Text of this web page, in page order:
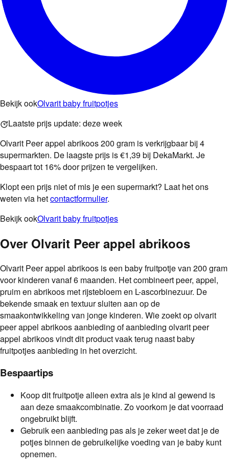
Bekijk ookOlvarit baby fruitpotjes
Laatste prijs update: deze week
Olvarit Peer appel abrikoos 200 gram is verkrijgbaar bij 4
supermarkten. De laagste prijs is €1,39 bij DekaMarkt. Je
bespaart tot 16% door prijzen te vergelijken.
Klopt een prijs niet of mis je een supermarkt? Laat het ons
weten via hetcontactformulier.
Bekijk ookOlvarit baby fruitpotjes
Over Olvarit Peer appel abrikoos
Olvarit Peer appel abrikoos is een baby fruitpotje van 200 gram
voor kinderen vanaf 6 maanden. Het combineert peer, appel,
pruim en abrikoos met rijstebloem en L-ascorbinezuur. De
bekende smaak en textuur sluiten aan op de
smaakontwikkeling van jonge kinderen. Wie zoekt op olvarit
peer appel abrikoos aanbieding of aanbieding olvarit peer
appel abrikoos vindt dit product vaak terug naast baby
fruitpotjes aanbieding in het overzicht.
Bespaartips
Koop dit fruitpotje alleen extra als je kind al gewend is
aan deze smaakcombinatie. Zo voorkom je dat voorraad
ongebruikt blijft.
Gebruik een aanbieding pas als je zeker weet dat je de
potjes binnen de gebruikelijke voeding van je baby kunt
opnemen.